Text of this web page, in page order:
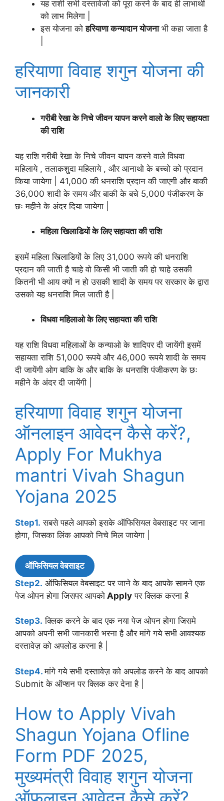
यह राशी सभी दस्तावेजो को पूरा करने के बाद ही लाभार्थी
को लाभ मिलेगा |
इस योजना कोहरियाणा कन्यादान योजनाभी कहा जाता है
हरियाणा विवाह शगुन योजना की
जानकारी
गरीबी रेखा के निचे जीवन यापन करने वालो के लिए सहायता
की राशि
यह राशि गरीबी रेखा के निचे जीवन यापन करने वाले विधवा
महिलाये , तलाकशुदा महिलाये , और आनाथो के बच्चो को प्रदान
किया जायेगा | 41,000 की धनराशि प्रदान की जाएगी और बाकी
36,000 शादी के समय और बाकी के बचे 5,000 पंजीकरण के
छः महीने के अंदर दिया जायेगा |
महिला खिलाडियों के लिए सहायता की राशि
इसमें महिला खिलाडियों के लिए 31,000 रूपये की धनराशि
प्रदान की जाती है चाहे वो किसी भी जाती की हो चाहे उसकी
कितनी भी आय क्यों न हो उसकी शादी के समय पर सरकार के द्वारा
उसको यह धनराशि मिल जाती है |
विधवा महिलाओ के लिए सहायता की राशि
यह राशि विधवा महिलाओं के कन्याओ के शादिपर दी जायेंगी इसमें
सहायता राशि 51,000 रूपये और 46,000 रूपये शादी के समय
दी जायेंगी ओग बाकि के और बाकि के धनराशि पंजीकरण के छः
महीने के अंदर दी जायेंगी |
हरियाणा विवाह शगुन योजना
ऑनलाइन आवेदन कैसे करें?,
Apply For Mukhya
mantri Vivah Shagun
Yojana 2025
Step1. सबसे पहले आपको इसके ऑफिसियल वेबसाइट पर जाना
होगा, जिसका लिंक आपको निचे मिल जायेगा |
ऑफिसियल वेबसाइट
Step2. ऑफिसियल वेबसाइट पर जाने के बाद आपके सामने एक
पेज ओपन होगा जिसपर आपको Apply पर क्लिक करना है
Step3. क्लिक करने के बाद एक नया पेज ओपन होगा जिसमे
आपको अपनी सभी जानकारी भरना है और मांगे गये सभी आवश्यक
दस्तावेज़ को अपलोड करना है |
Step4.मांगे गये सभी दस्तावेज़ को अपलोड करने के बाद आपको
Submit के ऑप्शन पर क्लिक कर देना है |
How to Apply Vivah
Shagun Yojana Ofline
Form PDF 2025,
मुख्यमंत्री विवाह शगुन योजना